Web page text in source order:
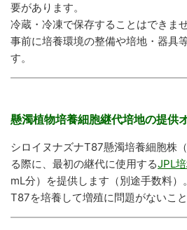
要があります。
冷蔵・冷凍で保存することはできませ
事前に培養環境の整備や培地・器具
す。
懸濁植物培養細胞継代培地の提供
シロイヌナズナT87懸濁培養細胞株（
る際に、最初の継代に使用するJPL
mL分）を提供します（別途手数料）。
T87を培養して増殖に問題がないこ